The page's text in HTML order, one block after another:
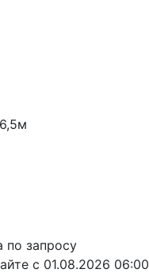
по запросу
с 01.08.2026 06:00